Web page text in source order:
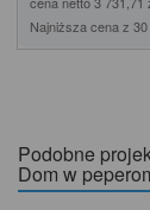
Najniższa cena z
Podobne
Dom w